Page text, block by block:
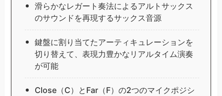
滑らかなレガート奏法によるアルトサックス
のサウンドを再現するサックス音源
鍵盤に割り当てたアーティキュレーションを
切り替えて、表現力豊かなリアルタイム演奏
が可能
Close（C）とFar（F）の2つのマイクポジシ